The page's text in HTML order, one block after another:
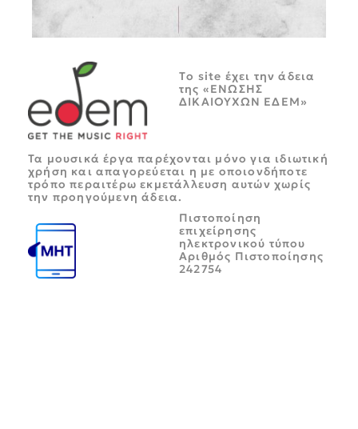
Tο site έχει την άδεια
της «ΕΝΩΣΗΣ
ΔΙΚΑΙΟΥΧΩΝ ΕΔΕΜ»
Τα μουσικά έργα παρέχονται μόνο για ιδιωτική
χρήση και απαγορεύεται η με οποιονδήποτε
τρόπο περαιτέρω εκμετάλλευση αυτών χωρίς
την προηγούμενη άδεια.
Πιστοποίηση
επιχείρησης
ηλεκτρονικού τύπου
Αριθμός Πιστοποίησης
242754